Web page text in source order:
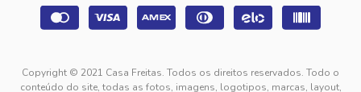
Copyright © 2021 Casa Freitas. Todos os direitos reservados. Todo o
conteúdo do site, todas as fotos, imagens, logotipos, marcas, layout,